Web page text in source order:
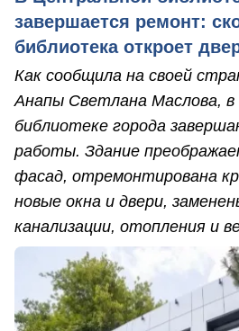
завершается ремонт:
библиотека откроет
Как сообщила на своей
Анапы Светлана Маслова,
библиотеке города
работы. Здание
фасад, отремонтирована
новые окна и двери,
канализации, отопления и